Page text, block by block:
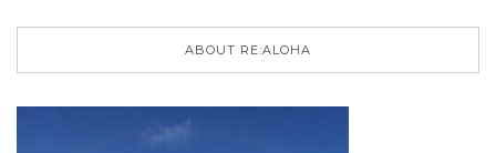
ABOUT RE:ALOHA